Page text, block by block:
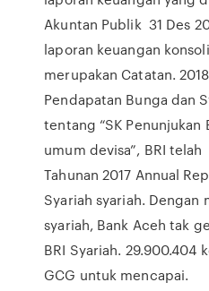
Akuntan Publik 31 Des
laporan keuangan
merupakan Catatan.
Pendapatan Bunga dan
tentang “SK Penunjukan
umum devisa”, BRI
Tahunan 2017 Annual
Syariah syariah. Dengan
syariah, Bank Aceh tak
BRI Syariah. 29.900.404
GCG untuk mencapai.